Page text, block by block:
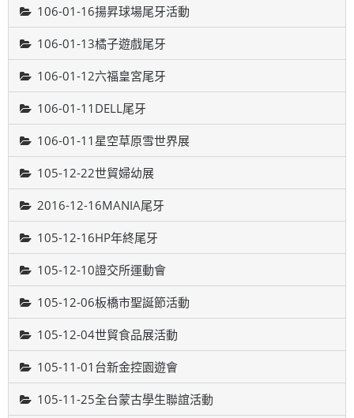
106-01-16揚昇球場尾牙活動
106-01-13橘子遊戲尾牙
106-01-12六福皇宮尾牙
106-01-11DELL尾牙
106-01-11星空草原雪世界展
105-12-22世貿婦幼展
2016-12-16MANIA尾牙
105-12-16HP年終尾牙
105-12-10證交所運動會
105-12-06板橋市聖誕節活動
105-12-04世貿食品展活動
105-11-01台新金控園遊會
105-11-25全台蒙古學生聯誼活動